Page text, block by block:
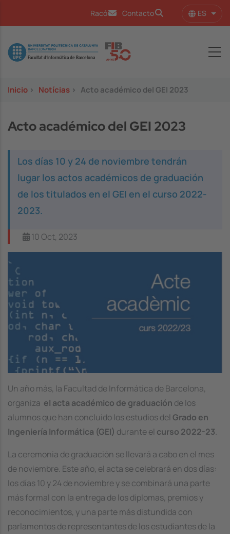
Racó Contacto ES
Image
Inicio > Notícias > Acto académico del GEI 2023
Acto académico del GEI 2023
Los días 10 y 24 de noviembre tendrán
lugar los actos académicos de graduación
de los titulados en el GEI en el curso 2022-
2023.
10 Oct, 2023
Un año más, la Facultad de Informática de Barcelona, ​​
organiza el acta académico de graduación de los
alumnos que han concluido los estudios del Grado en
Ingeniería Informática (GEI) durante el curso 2022-23.
La ceremonia de graduación se llevará a cabo en el mes
de noviembre. Este año, el acta se celebrará en dos días:
los días 10 y 24 de noviembre y se combinará una parte
más formal con la entrega de los diplomas, premios y
reconocimientos, y una parte más distundida con
parlamentos de representantes de los estudiantes de la